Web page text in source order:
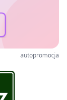
autopromocja